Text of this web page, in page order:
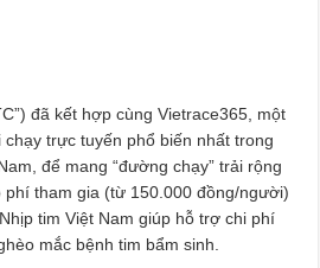
đã kết hợp cùng Vietrace365, một
trực tuyến phổ biến nhất trong
để mang “đường chạy” trải rộng
phí tham gia (từ 150.000 đồng/người)
tim Việt Nam giúp hỗ trợ chi phí
mắc bệnh tim bẩm sinh.